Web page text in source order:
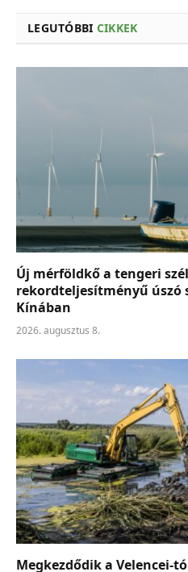
LEGUTÓBBI CIKKEK
Új mérföldkő a tengeri
rekordteljesítményű úszó
Kínában
2026. augusztus 8.
Megkezdődik a Velencei-